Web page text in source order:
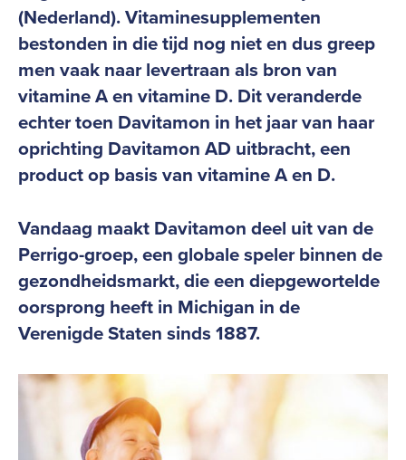
(Nederland). Vitaminesupplementen
bestonden in die tijd nog niet en dus greep
men vaak naar levertraan als bron van
vitamine A en vitamine D. Dit veranderde
echter toen Davitamon in het jaar van haar
oprichting Davitamon AD uitbracht, een
product op basis van vitamine A en D.
Vandaag maakt Davitamon deel uit van de
Perrigo-groep, een globale speler binnen de
gezondheidsmarkt, die een diepgewortelde
oorsprong heeft in Michigan in de
Verenigde Staten sinds 1887.